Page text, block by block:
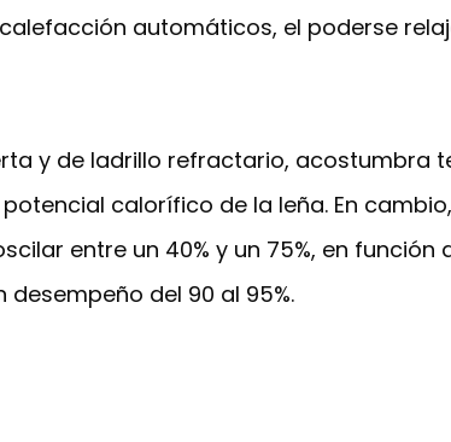
automáticos, el poderse
y de ladrillo refractario, acostumbra
calorífico de la leña. En
entre un 40% y un 75%, en función
del 90 al 95%.